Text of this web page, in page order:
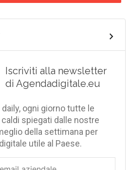
Iscriviti alla newsletter
di Agendadigitale.eu
ogni giorno tutte le
spiegati dalle nostre
della settimana per
utile al Paese.